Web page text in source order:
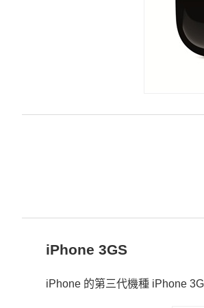
iPhone 3GS
iPhone 的第三代機種 iPhone